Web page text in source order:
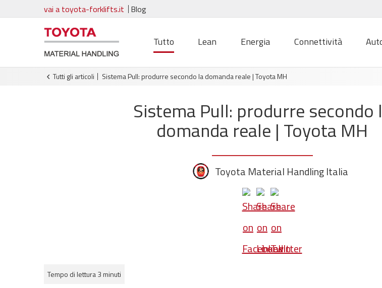
vai a toyota-forklifts.it Blog
Tutto Lean Energia Connettività
Tutti gli articoli Sistema Pull: produrre secondo la domanda reale | Toyota MH
Sistema Pull: produrre secondo
domanda reale | Toyota MH
Toyota Material Handling Italia
Tempo di lettura 3 minuti